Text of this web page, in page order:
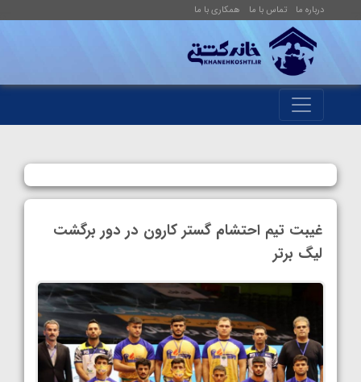
درباره ما تماس با ما همکاری با ما
غیبت تیم احتشام گستر کارون در دور برگشت
لیگ برتر